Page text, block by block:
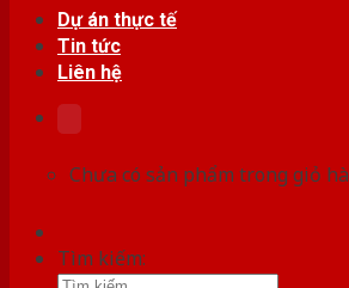
Dự án thực tế
Tin tức
Liên hệ
Chưa có sản phẩm trong giỏ
Tìm kiếm: